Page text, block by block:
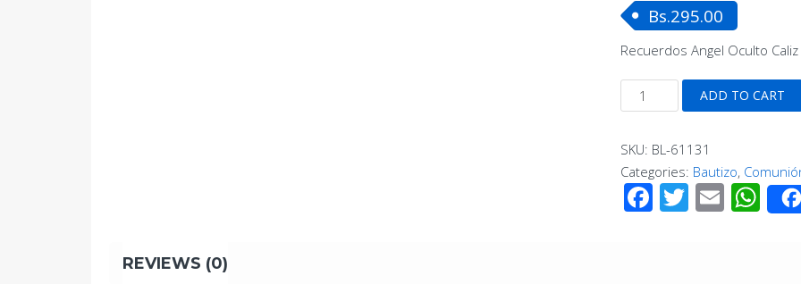
Bs.295.00
Recuerdos Angel Oculto
Recuerdos
Angel
Caliz
-
Acrilico
ADD TO CART
SKU: BL-61131
Categories: Bautizo,
Facebook
Twitter
Email
REVIEWS (0)